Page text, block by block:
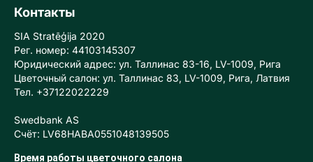
Контакты
SIA Stratēģija 2020
Рег. номер: 44103145307
Юридический адрес: ул. Таллинас 83-16, LV-1009, Рига
Цветочный салон: ул. Таллинас 83, LV-1009, Рига, Латвия
Тел. +37122022229
Swedbank AS
Счёт: LV68HABA0551048139505
Время работы цветочного салона